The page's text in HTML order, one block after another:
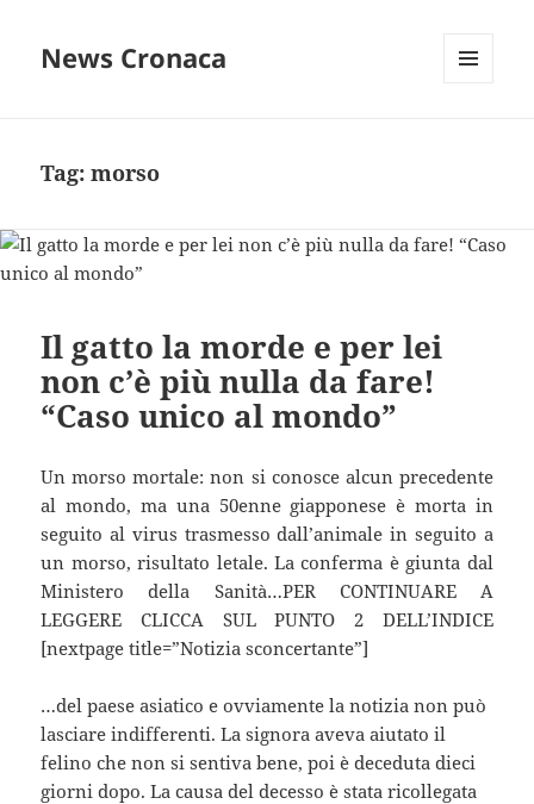
News Cronaca
Tag:morso
Il gatto la morde e per lei
non c’è più nulla da fare!
“Caso unico al mondo”
Un morso mortale: non si conosce alcun precedente
al mondo, ma una 50enne giapponese è morta in
seguito al virus trasmesso dall’animale in seguito a
un morso, risultato letale. La conferma è giunta dal
Ministero della Sanità…PER CONTINUARE A
LEGGERE CLICCA SUL PUNTO 2 DELL’INDICE
[nextpage title=”Notizia sconcertante”]
…del paese asiatico e ovviamente la notizia non può
lasciare indifferenti. La signora aveva aiutato il
felino che non si sentiva bene, poi è deceduta dieci
giorni dopo. La causa del decesso è stata ricollegata